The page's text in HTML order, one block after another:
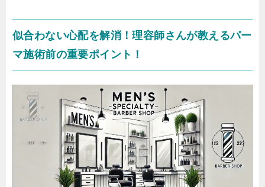
似合わない心配を解消！理容師さんが教えるパー
マ施術前の重要ポイント！